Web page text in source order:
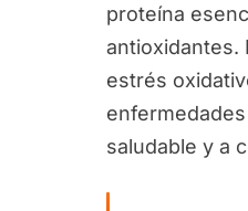
proteína
antioxidantes.
estrés
saludable y a